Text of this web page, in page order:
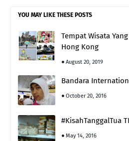
YOU MAY LIKE THESE POSTS
Tempat Wisata
Hong Kong
August 20, 2019
Bandara
October 20, 2016
#KisahTanggalTua
May 14, 2016